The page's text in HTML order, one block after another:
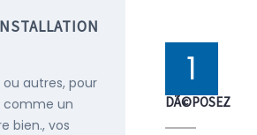
autres, pour
comme un
bien., vos
1
DÃ©POSEZ